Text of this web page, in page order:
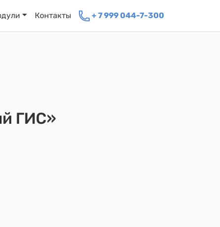
Контакты + 7 999 044-7-300
ГИС»